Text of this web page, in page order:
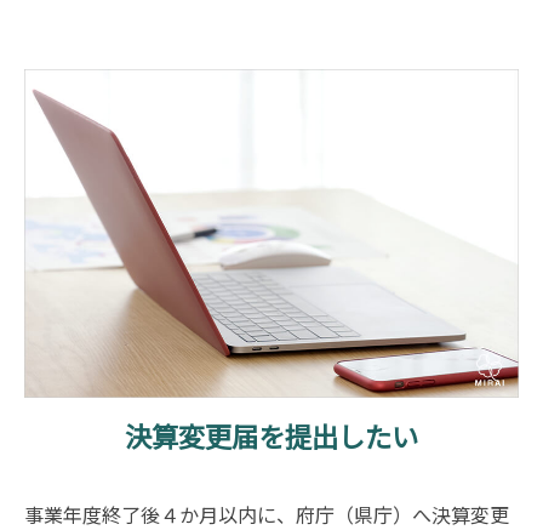
決算変更届を提出したい
事業年度終了後４か月以内に、府庁（県庁）へ決算変更